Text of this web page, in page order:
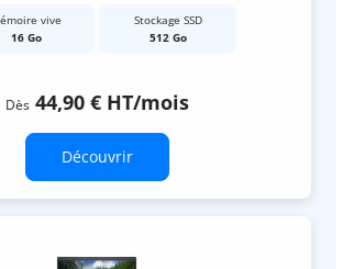
vive
16 Go
Stockage SSD
512 Go
Dès 44,90 € HT/mois
Découvrir